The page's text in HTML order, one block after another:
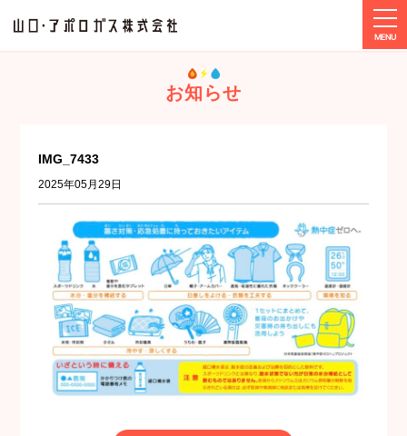
IMG_7433
お知らせ
IMG_7433
2025年05月29日